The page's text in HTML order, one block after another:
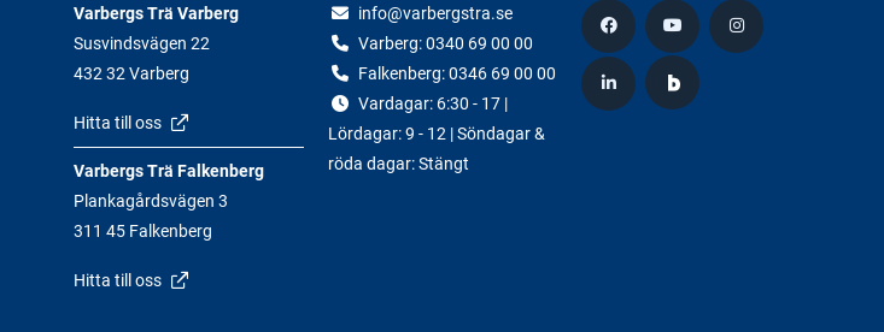
Varbergs Trä Varberg
Susvindsvägen 22
432 32 Varberg
Hitta till oss
Varbergs Trä Falkenberg
Plankagårdsvägen 3
311 45 Falkenberg
Hitta till oss
info@varbergstra.se
Varberg:0340 69 00 00
Falkenberg:0346 69 00 00
Vardagar: 6:30 - 17 |
Lördagar: 9 - 12 | Söndagar &
röda dagar: Stängt